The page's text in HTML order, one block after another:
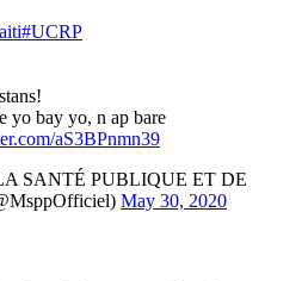
#UCRP
yo bay yo, n ap bare
aS3BPnmn39
SANTÉ PUBLIQUE ET DE
May 30, 2020